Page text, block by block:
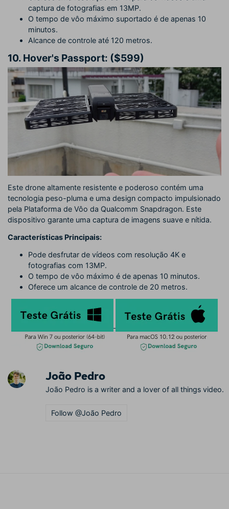
captura de fotografias em 13MP.
O tempo de vôo máximo suportado é de apenas 10
minutos.
Alcance de controle até 120 metros.
10. Hover's Passport: ($599)
Este drone altamente resistente e poderoso contém uma
tecnologia peso-pluma e uma design compacto impulsionado
pela Plataforma de Vôo da Qualcomm Snapdragon. Este
dispositivo garante uma captura de imagens suave e nítida.
Características Principais:
Pode desfrutar de vídeos com resolução 4K e
fotografias com 13MP.
O tempo de vôo máximo é de apenas 10 minutos.
Oferece um alcance de controle de 20 metros.
João Pedro
João Pedro is a writer and a lover of all things video.
Follow @João Pedro